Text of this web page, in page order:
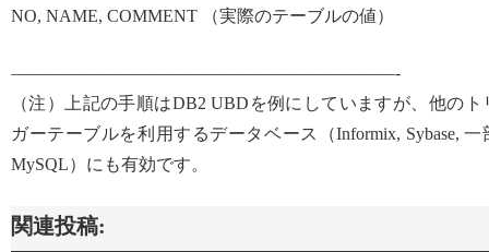
NO, NAME, COMMENT （実際のテーブルの値）
——————————————————————-
（注）上記の手順はDB2 UBDを例にしていますが、他のト
ガーテーブルを利用するデータベース（Informix, Sybase, 一
MySQL）にも有効です。
関連投稿: